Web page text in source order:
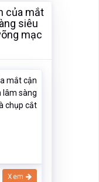
của mắt
siêu
mạc
mắt cận
lâm sàng
chụp cắt
Xem